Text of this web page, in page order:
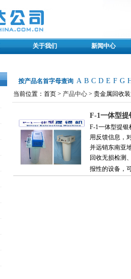
关于我们 新闻中心
按产品名首字母查询 A B C D E F G
当前位置：首页 > 产品中心 > 贵金属回收
F-1一体型提
F-1一体型提
用反馈信息，
并远销东南亚
回收无损检测
报性的设备，